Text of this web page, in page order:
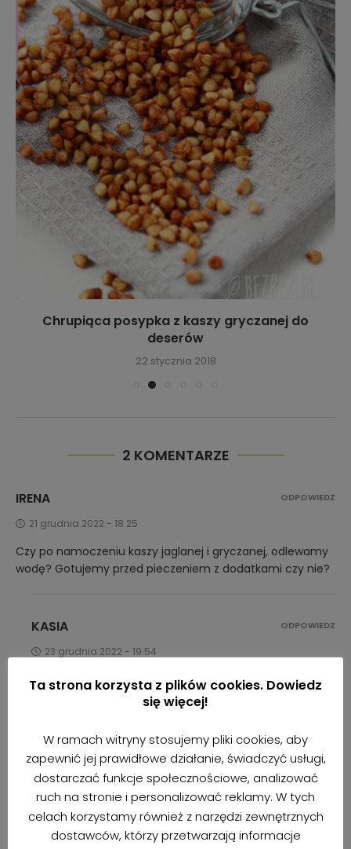
Chrupiąca posypka z kaszy gryczanej do
deserów
22 stycznia 2018
2 KOMENTARZE
IRENA
21 grudnia 2022 - 18:25
Czy po namoczeniu kaszy jaglanej i gryczanej, odlewamy
wodę? Gotujemy przed pieczeniem z dodatkami czy nie?
ODPOWIEDZ
KASIA
23 grudnia 2022 - 19:54
Tak, oczywiście odlewamy, ale nie gotujemy!
Dodajemy surową, przepłukaną i namoczoną kaszę.
Wtedy będzie pyszna i chrupiąca. Z ugotowanej chyba
nie wyszłaby dobra granola.
ODPOWIEDZ
ZOSTAW KOMENTARZ
Ta strona korzysta z plików cookies. Dowiedz
się więcej!
W ramach witryny stosujemy pliki cookies, aby
zapewnić jej prawidłowe działanie, świadczyć usługi,
dostarczać funkcje społecznościowe, analizować
ruch na stronie i personalizować reklamy. W tych
celach korzystamy również z narzędzi zewnętrznych
dostawców, którzy przetwarzają informacje